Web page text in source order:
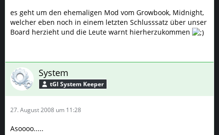
es geht um den ehemaligen Mod vom Growbook, Midnight,
welcher eben noch in einem letzten Schlusssatz über unser
Board herzieht und die Leute warnt hierherzukommen
System
tGl System Keeper
27. August 2008 um 11:28
Asoooo.....